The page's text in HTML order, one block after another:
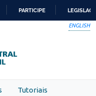
PARTICIPE
ENGLISH
Tutoriais